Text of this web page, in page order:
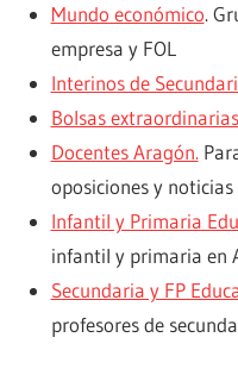
Mundo económico.
empresa y FOL
Interinos de
Bolsas
Docentes Aragón.
oposiciones y noticias
Infantil y Primaria
infantil y primaria en
Secundaria y FP
profesores de